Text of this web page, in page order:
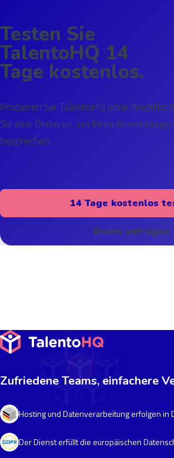
Testen Sie
TalentoHQ 14
Tage kostenlos.
Probieren Sie TalentoHQ ohne
Sie eine Demo an, um Ihren
besprechen.
14 Tage kostenlos
Demo anfragen
Zufriedene Teams, einfachere
Hosting und Datenverarbeitung erfolgen in
Der Dienst erfüllt die europäischen